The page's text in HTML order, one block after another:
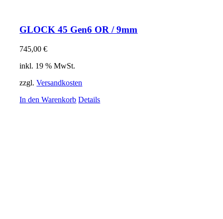
GLOCK 45 Gen6 OR / 9mm
745,00€
inkl. 19 % MwSt.
zzgl.Versandkosten
In den Warenkorb Details